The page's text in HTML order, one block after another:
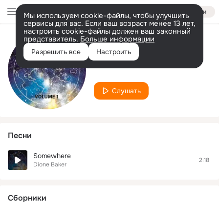
Войти
Мы используем cookie-файлы, чтобы улучшить
сервисы для вас. Если ваш возраст менее 13 лет,
настроить cookie-файлы должен ваш законный
представитель. Больше информации
Разрешить все Настроить
Исполнитель
Dione Baker
Слушать
Песни
Somewhere
Dione Baker
2:18
Сборники